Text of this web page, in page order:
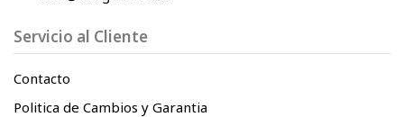
Servicio al Cliente
Contacto
Politica de Cambios y Garantia